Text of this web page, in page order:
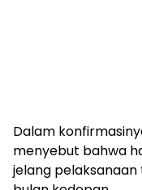
Dalam
menyebut bahwa
jelang